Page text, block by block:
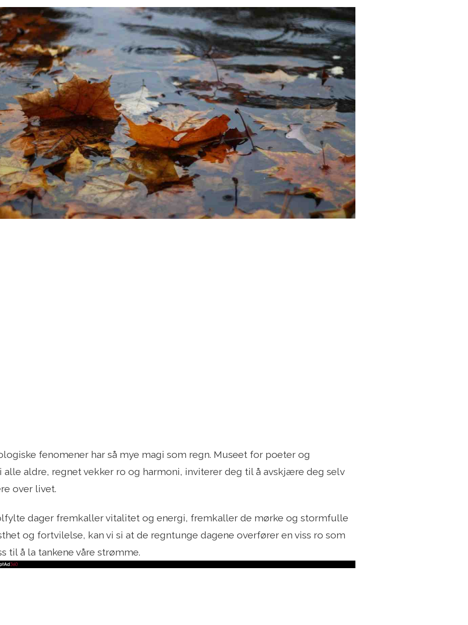
fenomener har så mye magi som regn. Museet for poeter og
alle aldre, regnet vekker ro og harmoni, inviterer deg til å avskjære deg selv
over livet.
dager fremkaller vitalitet og energi, fremkaller de mørke og stormfulle
og fortvilelse, kan vi si at de regntunge dagene overfører en viss ro som
til å la tankene våre strømme.